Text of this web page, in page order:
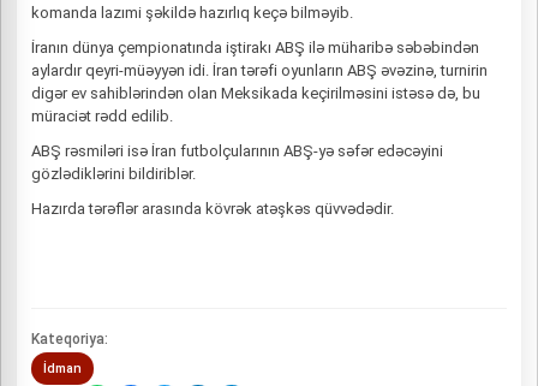
komanda lazımi şəkildə hazırlıq keçə bilməyib.
İranın dünya çempionatında iştirakı ABŞ ilə müharibə səbəbindən
aylardır qeyri-müəyyən idi. İran tərəfi oyunların ABŞ əvəzinə, turnirin
digər ev sahiblərindən olan Meksikada keçirilməsini istəsə də, bu
müraciət rədd edilib.
ABŞ rəsmiləri isə İran futbolçularının ABŞ-yə səfər edəcəyini
gözlədiklərini bildiriblər.
Hazırda tərəflər arasında kövrək atəşkəs qüvvədədir.
Kateqoriya:
İdman